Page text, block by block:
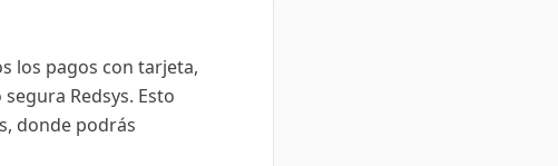
los pagos con tarjeta,
Redsys. Esto
donde podrás